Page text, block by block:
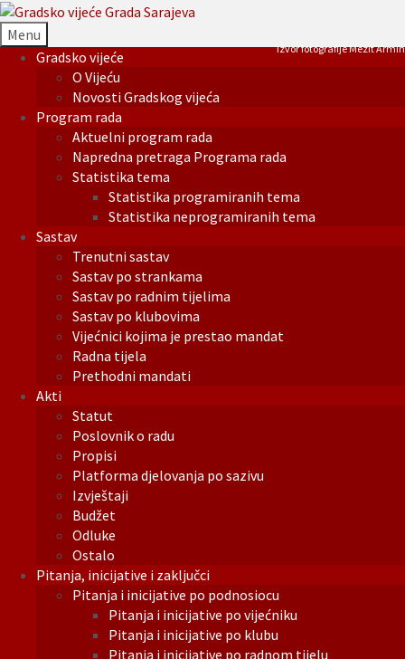
Menu
Gradsko vijeće
O Vijeću
Novosti Gradskog vijeća
Program rada
Aktuelni program rada
Napredna pretraga Programa rada
Statistika tema
Statistika programiranih tema
Statistika neprogramiranih tema
Sastav
Trenutni sastav
Sastav po strankama
Sastav po radnim tijelima
Sastav po klubovima
Vijećnici kojima je prestao mandat
Radna tijela
Prethodni mandati
Akti
Statut
Poslovnik o radu
Propisi
Platforma djelovanja po sazivu
Izvještaji
Budžet
Odluke
Ostalo
Pitanja, inicijative i zaključci
Pitanja i inicijative po podnosiocu
Pitanja i inicijative po vijećniku
Pitanja i inicijative po klubu
Pitanja i inicijative po radnom tijelu
Izvor fotografije Mezit Armin